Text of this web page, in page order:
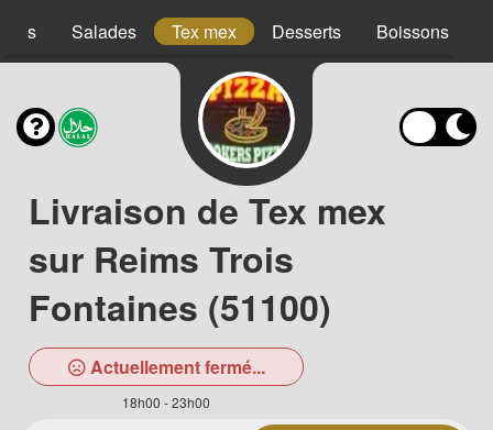
Salades Tex mex Desserts Boissons
Livraison de Tex mex
sur Reims Trois
Fontaines (51100)
Actuellement fermé...
18h00 - 23h00